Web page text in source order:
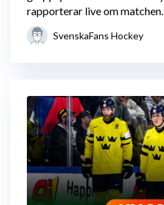
rapporterar live om matchen.
SvenskaFans Hockey